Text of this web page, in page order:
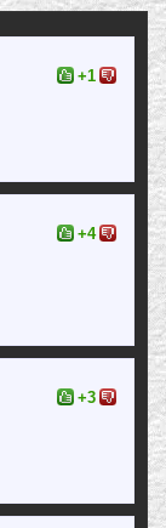
+1
+4
+3